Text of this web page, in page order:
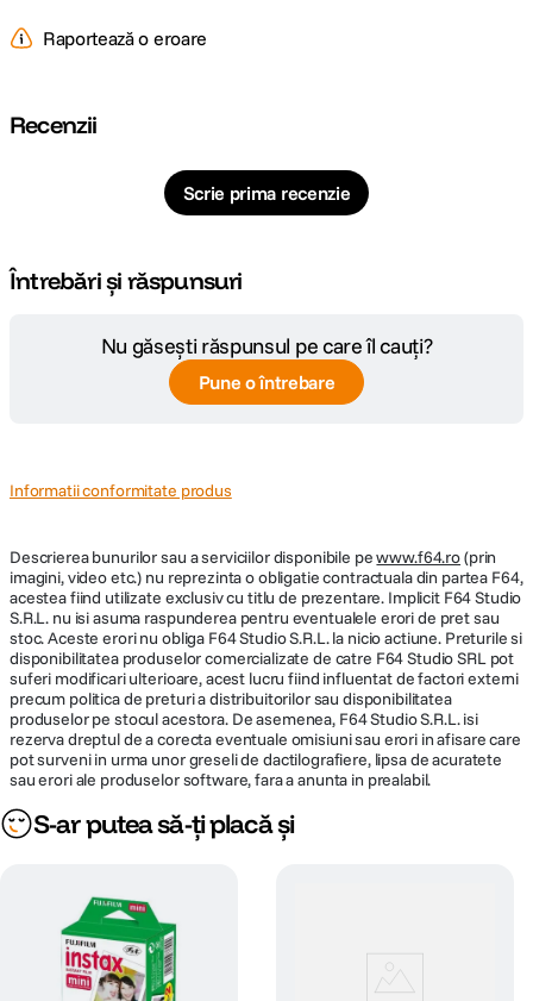
Raportează o eroare
Recenzii
Scrie prima recenzie
Întrebări și răspunsuri
Nu găsești răspunsul pe care îl cauți?
Pune o întrebare
Informatii conformitate produs
Descrierea bunurilor sau a serviciilor disponibile pewww.f64.ro(prin
imagini, video etc.) nu reprezinta o obligatie contractuala din partea F64,
acestea fiind utilizate exclusiv cu titlu de prezentare. Implicit F64 Studio
S.R.L. nu isi asuma raspunderea pentru eventualele erori de pret sau
stoc. Aceste erori nu obliga F64 Studio S.R.L. la nicio actiune. Preturile si
disponibilitatea produselor comercializate de catre F64 Studio SRL pot
suferi modificari ulterioare, acest lucru fiind influentat de factori externi
precum politica de preturi a distribuitorilor sau disponibilitatea
produselor pe stocul acestora. De asemenea, F64 Studio S.R.L. isi
rezerva dreptul de a corecta eventuale omisiuni sau erori in afisare care
pot surveni in urma unor greseli de dactilografiere, lipsa de acuratete
sau erori ale produselor software, fara a anunta in prealabil.
S-ar putea să-ți placă și